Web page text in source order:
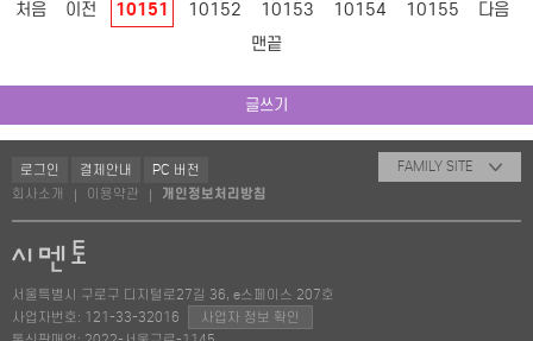
처음 이전 10151 10152 10153 10154 10155
다음
맨끝
글쓰기
로그인 결제안내
PC 버전
회사소개
이용약관 개인정보처리방침
FAMILY SITE
서울특별시 구로구 디지털로27길 36, e스페이스 207호
사업자번호: 121-33-32016
사업자 정보 확인